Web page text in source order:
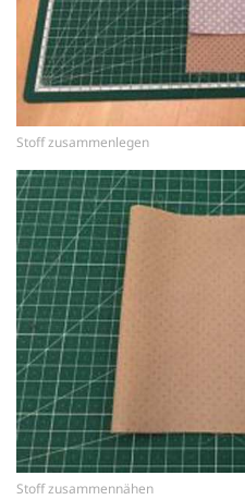
Stoff zusammenlegen
Stoff zusammennähen